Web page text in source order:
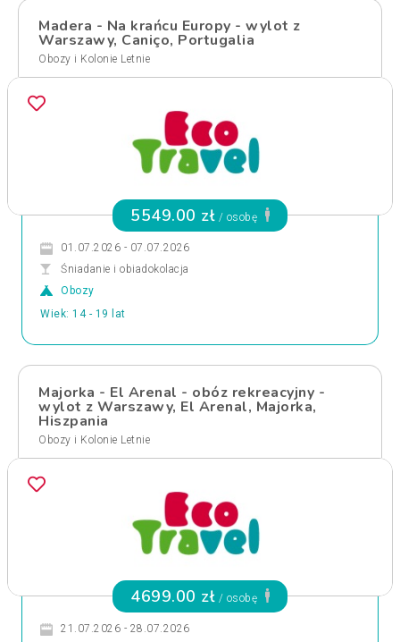
Madera - Na krańcu Europy - wylot z
Warszawy, Caniço, Portugalia
Obozy i Kolonie Letnie
5549.00 zł / osobę
01.07.2026 - 07.07.2026
Śniadanie i obiadokolacja
Obozy
Wiek: 14 - 19 lat
Majorka - El Arenal - obóz rekreacyjny -
wylot z Warszawy, El Arenal, Majorka,
Hiszpania
Obozy i Kolonie Letnie
4699.00 zł / osobę
21.07.2026 - 28.07.2026